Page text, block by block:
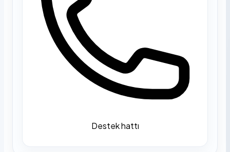
Destek hattı